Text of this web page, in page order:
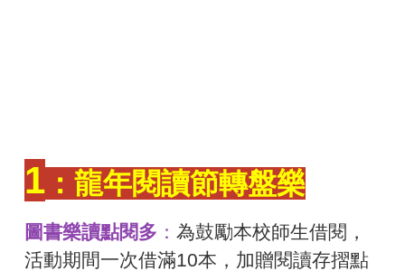
1 ：龍年閱讀節轉盤樂
圖書樂讀點閱多 ： 為鼓勵本校師生借閱，
活動期間一次借滿10本，加贈閱讀存摺點